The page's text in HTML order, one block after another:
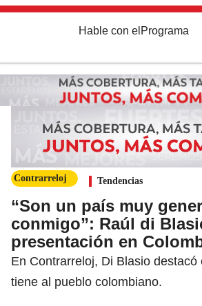
Hable con el Programa
Contrarreloj Tendencias
“Son un país muy
conmigo”: Raúl di
presentación en
En Contrarreloj, Di Blasio destacó
tiene al pueblo colombiano.